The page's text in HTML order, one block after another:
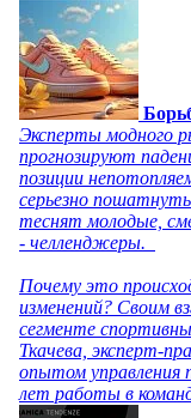
Эксперты модного
прогнозируют
позиции
серьезно
теснят молодые,
- челленджеры.
Почему это
изменений? Своим
сегменте
Ткачева, эксперт-
опытом
лет работы в